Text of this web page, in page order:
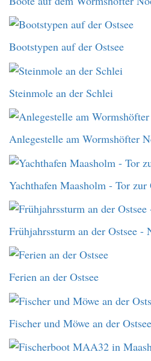
Bootstypen auf der Ostsee
Steinmole an der Schlei
Anlegestelle am Wormshöfter
Yachthafen Maasholm - Tor zur
Frühjahrssturm an der Ostsee -
Ferien an der Ostsee
Fischer und Möwe an der Ostsee